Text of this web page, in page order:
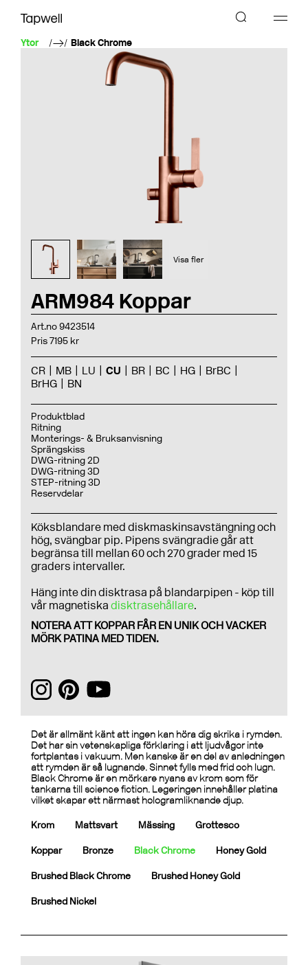
Ytor Black Chrome
ARM984 Koppar
Art.no 9423514
Pris 7195 kr
CR MB LU CU BR BC HG
BrBC
BrHG
BN
Produktblad
Ritning
Monterings- & Bruksanvisning
Sprängskiss
DWG-ritning 2D
DWG-ritning 3D
STEP-ritning 3D
Reservdelar
Köksblandare med diskmaskinsavstängning och
hög, svängbar pip. Pipens svängradie går att
begränsa till mellan 60 och 270 grader med 15
graders intervaller.
Häng inte din disktrasa på blandarpipen - köp till
vår magnetiska disktrasehållare.
NOTERA ATT KOPPAR FÅR EN UNIK OCH VACKER
MÖRK PATINA MED TIDEN.
Visa fler
Det är allmänt känt att ingen kan höra dig skrika i rymden.
Det har sin vetenskapliga förklaring i att ljudvågor inte
fortplantas i vakuum. Men kanske är en del av anledningen
att rymden är så lugnande. Sinnet fylls med frid och lugn.
Black Chrome är en mörkare nyans av krom som för
tankarna till science fiction. Legeringen innehåller platina
vilket skapar ett närmast hologramliknande djup.
Krom Mattsvart Mässing Grottesco
Koppar Bronze Black Chrome Honey Gold
Brushed Black Chrome Brushed Honey Gold
Brushed Nickel